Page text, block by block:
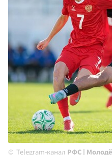
Telegram-канал РФС |